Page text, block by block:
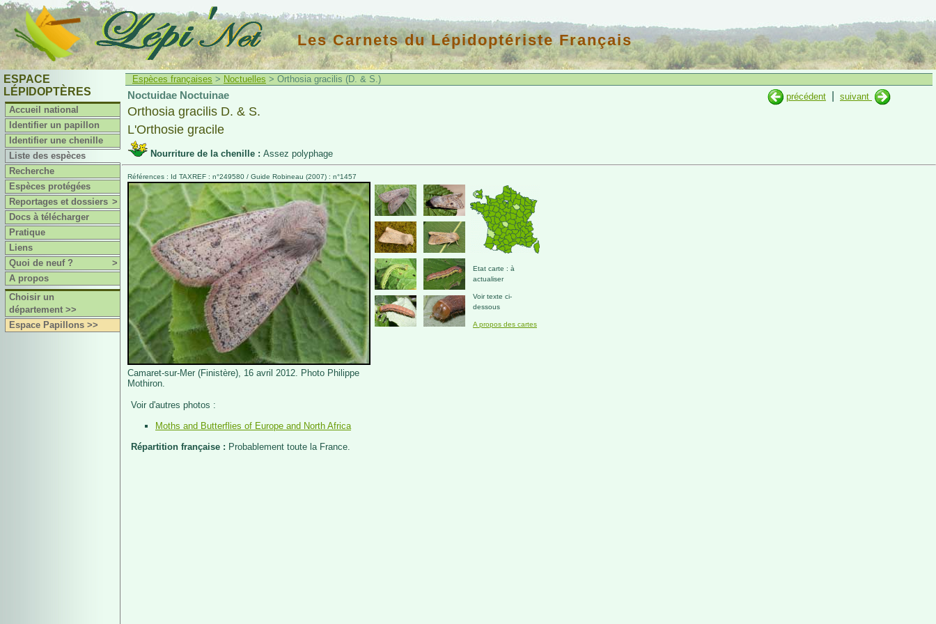
Les Carnets du Lépidoptériste Français
ESPACE
LÉPIDOPTÈRES
Accueil national
Identifier un papillon
Identifier une chenille
Liste des espèces
Recherche
Espèces protégées
Reportages et dossiers >
Docs à télécharger
Pratique
Liens
Quoi de neuf ?
>
A propos
Choisir un
département >>
Espace Papillons >>
Espèces françaises > Noctuelles > Orthosia gracilis (D. & S.)
précédent
suivant
Noctuidae Noctuinae
Orthosia gracilis D. & S.
L'Orthosie gracile
Nourriture de la chenille : Assez polyphage
Références : Id TAXREF : n°249580 / Guide Robineau (2007) : n°1457
Camaret-sur-Mer (Finistère), 16 avril 2012. Photo Philippe
Mothiron.
Etat carte : à
actualiser
Voir texte ci-
dessous
A propos des cartes
Voir d'autres photos :
Moths and Butterflies of Europe and North Africa
Répartition française : Probablement toute la France.